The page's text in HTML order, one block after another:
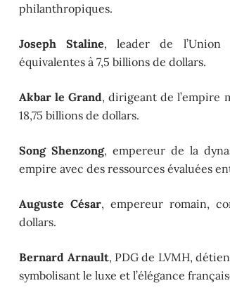
philanthropiques.
Joseph Staline, leader de l’Union
équivalentes à 7,5 billions de dollars.
Akbar le Grand, dirigeant de l’empire
18,75 billions de dollars.
Song Shenzong, empereur de la
empire avec des ressources évaluées
Auguste César, empereur romain,
dollars.
Bernard Arnault, PDG de LVMH,
symbolisant le luxe et l’élégance